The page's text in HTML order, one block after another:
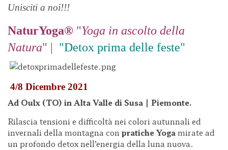
Unisciti a noi!!!
NaturYoga® "Yoga in ascolto della
Natura" | "Detox prima delle feste"
4/8 Dicembre 2021
Ad Oulx (TO) in Alta Valle di Susa | Piemonte.
Rilascia tensioni e difficoltà nei colori autunnali ed
invernali della montagna con pratiche Yogamirate ad
un profondo detox nell’energia della luna nuova.